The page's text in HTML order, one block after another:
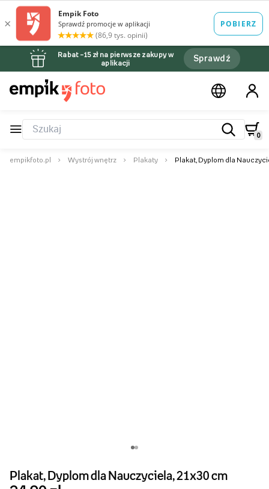
Rabat –15 zł na pierwsze zakupy w
aplikacji
Sprawdź
0
empikfoto.pl Wystrój wnętrz Plakaty Plakat, Dyplom dla